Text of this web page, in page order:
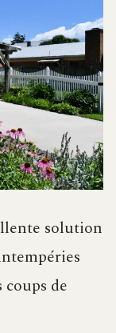
solution
de